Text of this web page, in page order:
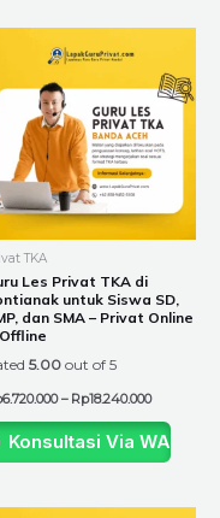
TKA
Les Privat TKA di
untuk Siswa SD,
dan SMA – Privat Online
5.00 out of 5
6.720.000 – Rp18.240.000
through
has
multiple
variants.
The
on
Konsultasi Via WA